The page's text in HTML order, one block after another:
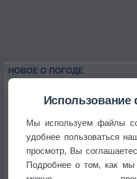
НОВОЕ О ПОГОДЕ
историю
В Центральной
дни этого лета
Дневная
+51°
Мы используем файлы
удобнее пользоваться
просмотр, Вы
Подробнее о том, как